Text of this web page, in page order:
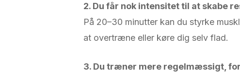
2. Du får nok intensitet til at skabe
På 20–30 minutter kan du styrke
at overtræne eller køre dig selv flad.
3. Du træner mere regelmæssigt,